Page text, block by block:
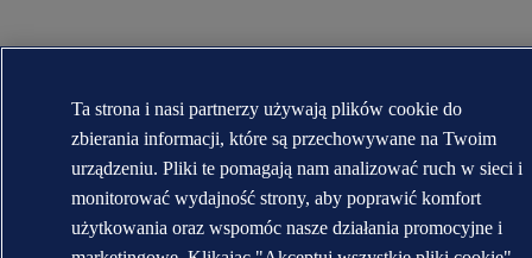
Ta strona i nasi partnerzy używają plików cookie do
zbierania informacji, które są przechowywane na Twoim
urządzeniu. Pliki te pomagają nam analizować ruch w sieci i
monitorować wydajność strony, aby poprawić komfort
użytkowania oraz wspomóc nasze działania promocyjne i